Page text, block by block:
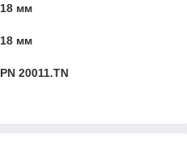
18 мм
18 мм
PN 20011.TN